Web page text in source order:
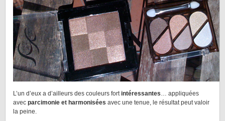
L’un d’eux a d’ailleurs des couleurs fortintéressantes… appliquées
avec parcimonie et harmonisées avec une tenue, le résultat peut valoir
la peine.